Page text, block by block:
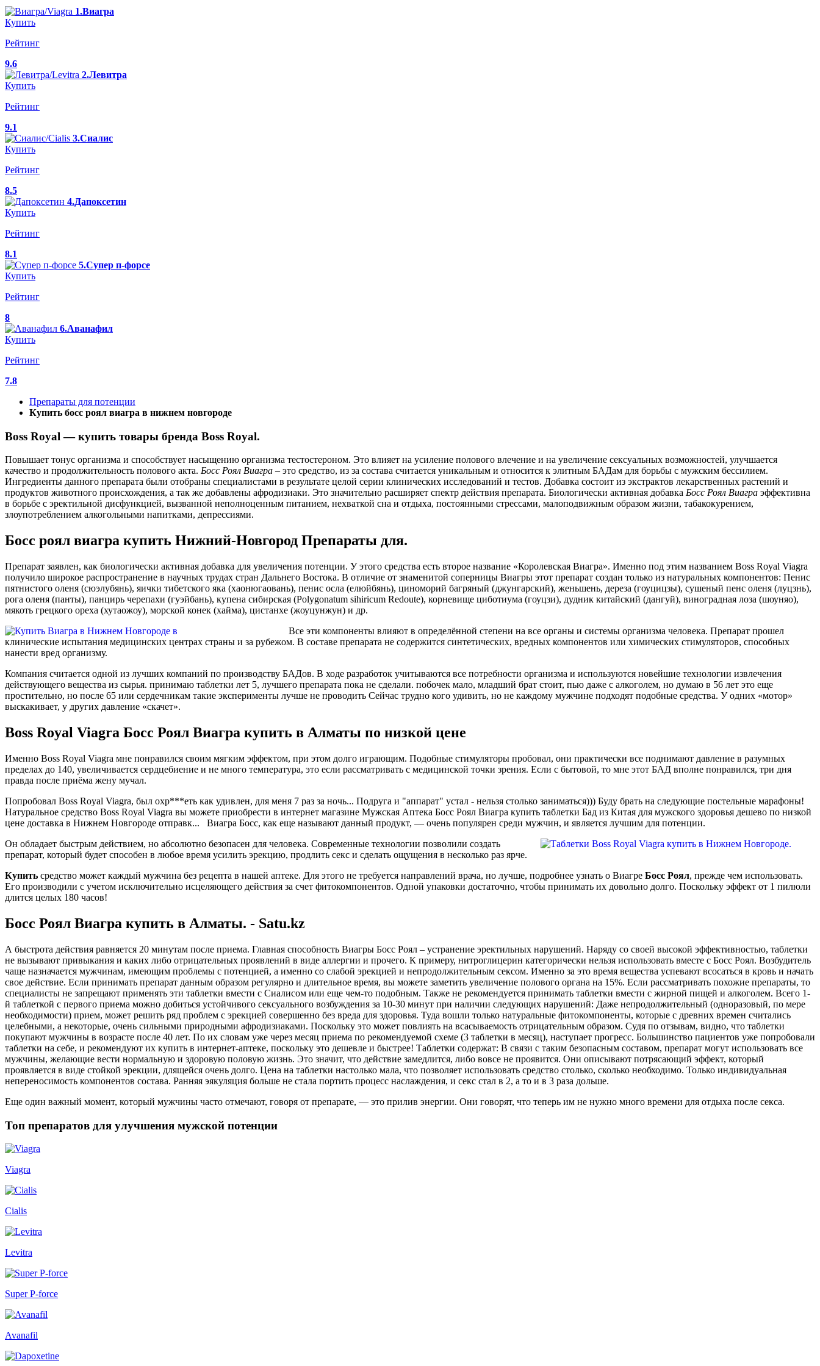
1.Виагра
Купить
Рейтинг
9.6
2.Левитра
Купить
Рейтинг
9.1
3.Сиалис
Купить
Рейтинг
8.5
4.Дапоксетин
Купить
Рейтинг
8.1
5.Супер п-форсе
Купить
Рейтинг
8
6.Аванафил
Купить
Рейтинг
7.8
Препараты для потенции
Купить босс роял виагра в нижнем новгороде
Boss Royal — купить товары бренда Boss Royal.
Повышает тонус организма и способствует насыщению организма тестостероном. Это влияет на усиление полового влечение и на увеличение сексуальных возможностей, улучшается
качество и продолжительность полового акта. Босс Роял Виагра – это средство, из за состава считается уникальным и относится к элитным БАДам для борьбы с мужским бессилием.
Ингредиенты данного препарата были отобраны специалистами в результате целой серии клинических исследований и тестов. Добавка состоит из экстрактов лекарственных растений и
продуктов животного происхождения, а так же добавлены афродизиаки. Это значительно расширяет спектр действия препарата. Биологически активная добавка Босс Роял Виагра эффективна
в борьбе с эректильной дисфункцией, вызванной неполноценным питанием, нехваткой сна и отдыха, постоянными стрессами, малоподвижным образом жизни, табакокурением,
злоупотреблением алкогольными напитками, депрессиями.
Босс роял виагра купить Нижний-Новгород Препараты для.
Препарат заявлен, как биологически активная добавка для увеличения потенции. У этого средства есть второе название «Королевская Виагра». Именно под этим названием Boss Royal Viagra
получило широкое распространение в научных трудах стран Дальнего Востока. В отличие от знаменитой соперницы Виагры этот препарат создан только из натуральных компонентов: Пенис
пятнистого оленя (сюэлубянь), яички тибетского яка (хаонюгаовань), пенис осла (елюйбянь), циноморий багряный (джунгарский), женьшень, дереза (гоуцицзы), сушеный пенс оленя (луцзнь),
рога оленя (панты), панцирь черепахи (гуэйбань), купена сибирская (Polygonatum sihiricum Redoute), корневище циботиума (гоуцзи), дудник китайский (дангуй), виноградная лоза (шоуняо),
мякоть грецкого ореха (хутаожоу), морской конек (хайма), цистанхе (жоуцунжун) и др.
Все эти компоненты влияют в определённой степени на все органы и системы организма человека. Препарат прошел
клинические испытания медицинских центрах страны и за рубежом. В составе препарата не содержится синтетических, вредных компонентов или химических стимуляторов, способных
нанести вред организму.
Компания считается одной из лучших компаний по производству БАДов. В ходе разработок учитываются все потребности организма и используются новейшие технологии извлечения
действующего вещества из сырья. принимаю таблетки лет 5, лучшего препарата пока не сделали. побочек мало, младший брат стоит, пью даже с алкоголем, но думаю в 56 лет это еще
простительно, но после 65 или сердечникам такие эксперименты лучше не проводить Сейчас трудно кого удивить, но не каждому мужчине подходят подобные средства. У одних «мотор»
выскакивает, у других давление «скачет».
Boss Royal Viagra Босс Роял Виагра купить в Алматы по низкой цене
Именно Boss Royal Viagra мне понравился своим мягким эффектом, при этом долго играющим. Подобные стимуляторы пробовал, они практически все поднимают давление в разумных
пределах до 140, увеличивается сердцебиение и не много температура, это если рассматривать с медицинской точки зрения. Если с бытовой, то мне этот БАД вполне понравился, три дня
правда после приёма жену мучал.
Попробовал Boss Royal Viagra, был охр***еть как удивлен, для меня 7 раз за ночь... Подруга и "аппарат" устал - нельзя столько заниматься))) Буду брать на следующие постельные марафоны!
Натуральное средство Boss Royal Viаgra вы можете приобрести в интернет магазине Мужская Аптека Босс Роял Виагра купить таблетки Бад из Китая для мужского здоровья дешево по низкой
цене доставка в Нижнем Новгороде отправк... Виагра Босс, как еще называют данный продукт, — очень популярен среди мужчин, и является лучшим для потенции.
Он обладает быстрым действием, но абсолютно безопасен для человека. Современные технологии позволили создать
препарат, который будет способен в любое время усилить эрекцию, продлить секс и сделать ощущения в несколько раз ярче.
Купить средство может каждый мужчина без рецепта в нашей аптеке. Для этого не требуется направлений врача, но лучше, подробнее узнать о Виагре Босс Роял, прежде чем использовать.
Его производили с учетом исключительно исцеляющего действия за счет фитокомпонентов. Одной упаковки достаточно, чтобы принимать их довольно долго. Поскольку эффект от 1 пилюли
длится целых 180 часов!
Босс Роял Виагра купить в Алматы. - Satu.kz
А быстрота действия равняется 20 минутам после приема. Главная способность Виагры Босс Роял – устранение эректильных нарушений. Наряду со своей высокой эффективностью, таблетки
не вызывают привыкания и каких либо отрицательных проявлений в виде аллергии и прочего. К примеру, нитроглицерин категорически нельзя использовать вместе с Босс Роял. Возбудитель
чаще назначается мужчинам, имеющим проблемы с потенцией, а именно со слабой эрекцией и непродолжительным сексом. Именно за это время вещества успевают всосаться в кровь и начать
свое действие. Если принимать препарат данным образом регулярно и длительное время, вы можете заметить увеличение полового органа на 15%. Если рассматривать похожие препараты, то
специалисты не запрещают применять эти таблетки вмести с Сиалисом или еще чем-то подобным. Также не рекомендуется принимать таблетки вмести с жирной пищей и алкоголем. Всего 1-
й таблеткой с первого приема можно добиться устойчивого сексуального возбуждения за 10-30 минут при наличии следующих нарушений: Даже непродолжительный (одноразовый, по мере
необходимости) прием, может решить ряд проблем с эрекцией совершенно без вреда для здоровья. Туда вошли только натуральные фитокомпоненты, которые с древних времен считались
целебными, а некоторые, очень сильными природными афродизиаками. Поскольку это может повлиять на всасываемость отрицательным образом. Судя по отзывам, видно, что таблетки
покупают мужчины в возрасте после 40 лет. По их словам уже через месяц приема по рекомендуемой схеме (3 таблетки в месяц), наступает прогресс. Большинство пациентов уже попробовали
таблетки на себе, и рекомендуют их купить в интернет-аптеке, поскольку это дешевле и быстрее! Таблетки содержат: В связи с таким безопасным составом, препарат могут использовать все
мужчины, желающие вести нормальную и здоровую половую жизнь. Это значит, что действие замедлится, либо вовсе не проявится. Они описывают потрясающий эффект, который
проявляется в виде стойкой эрекции, длящейся очень долго. Цена на таблетки настолько мала, что позволяет использовать средство столько, сколько необходимо. Только индивидуальная
непереносимость компонентов состава. Ранняя эякуляция больше не стала портить процесс наслаждения, и секс стал в 2, а то и в 3 раза дольше.
Еще один важный момент, который мужчины часто отмечают, говоря от препарате, — это прилив энергии. Они говорят, что теперь им не нужно много времени для отдыха после секса.
Топ препаратов для улучшения мужской потенции
Viagra
Cialis
Levitra
Super P-force
Avanafil